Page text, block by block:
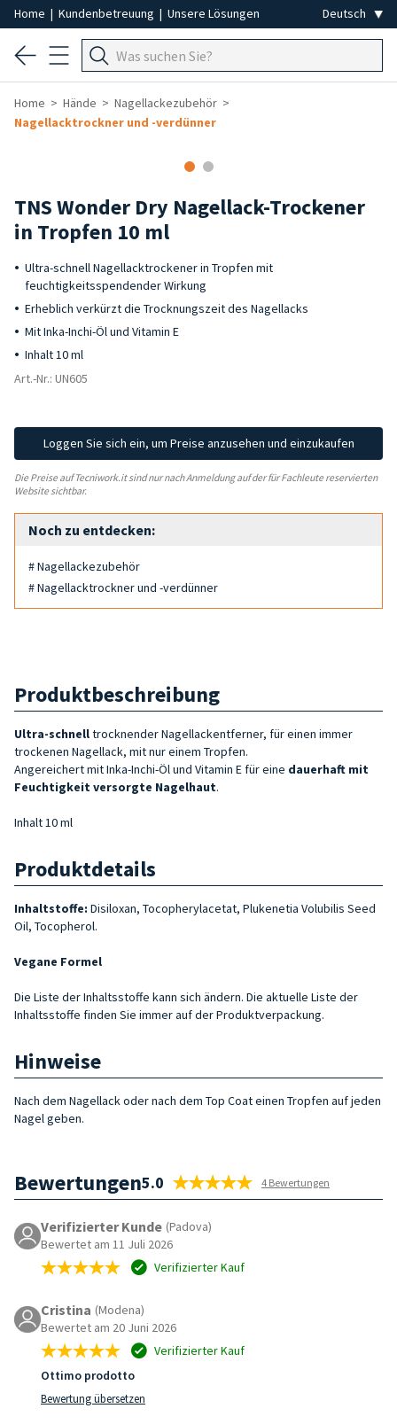
Home | Kundenbetreuung | Unsere Lösungen
Home Hände
Nagellackezubehör
Nagellacktrockner und -verdünner
TNS Wonder Dry Nagellack-Trockener
in Tropfen 10 ml
Ultra-schnell Nagellacktrockener in Tropfen mit
feuchtigkeitsspendender Wirkung
Erheblich verkürzt die Trocknungszeit des Nagellacks
Mit Inka-Inchi-Öl und Vitamin E
Inhalt 10 ml
Art.-Nr.: UN605
Loggen Sie sich ein, um Preise anzusehen und einzukaufen
Die Preise auf Tecniwork.it sind nur nach Anmeldung auf der für Fachleute reservierten
Website sichtbar.
Noch zu entdecken:
# Nagellackezubehör
# Nagellacktrockner und -verdünner
Produktbeschreibung
Ultra-schnelltrocknender Nagellackentferner, für einen immer
trockenen Nagellack, mit nur einem Tropfen.
Angereichert mit Inka-Inchi-Öl und Vitamin E für eine dauerhaft mit
Feuchtigkeit versorgte Nagelhaut.
Inhalt 10 ml
Produktdetails
Inhaltstoffe: Disiloxan, Tocopherylacetat, Plukenetia Volubilis Seed
Oil, Tocopherol.
Vegane Formel
Die Liste der Inhaltsstoffe kann sich ändern. Die aktuelle Liste der
Inhaltsstoffe finden Sie immer auf der Produktverpackung.
Hinweise
Nach dem Nagellack oder nach dem Top Coat einen Tropfen auf jeden
Nagel geben.
Bewertungen5.0 4 Bewertungen
Verifizierter Kunde (Padova)
Bewertet am 11 Juli 2026
Verifizierter Kauf
Cristina (Modena)
Bewertet am 20 Juni 2026
Verifizierter Kauf
Ottimo prodotto
Bewertung übersetzen